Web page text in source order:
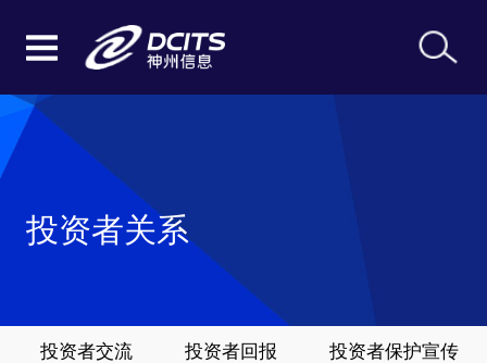
投资者关系
投资者交流 投资者回报 投资者保护宣传